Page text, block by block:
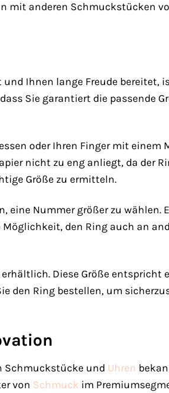
mit anderen Schmuckstücken
Ihnen lange Freude bereitet,
Sie garantiert die passende
oder Ihren Finger mit einem
nicht zu eng anliegt, da der
Größe zu ermitteln.
eine Nummer größer zu wählen.
den Ring auch an
Diese Größe entspricht
den Ring bestellen, um
Schmuckstücke und Uhren
von Schmuck im